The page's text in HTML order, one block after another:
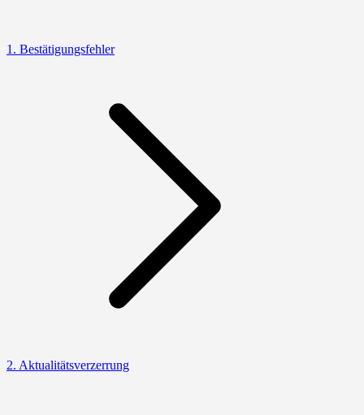
1. Bestätigungsfehler
2. Aktualitätsverzerrung